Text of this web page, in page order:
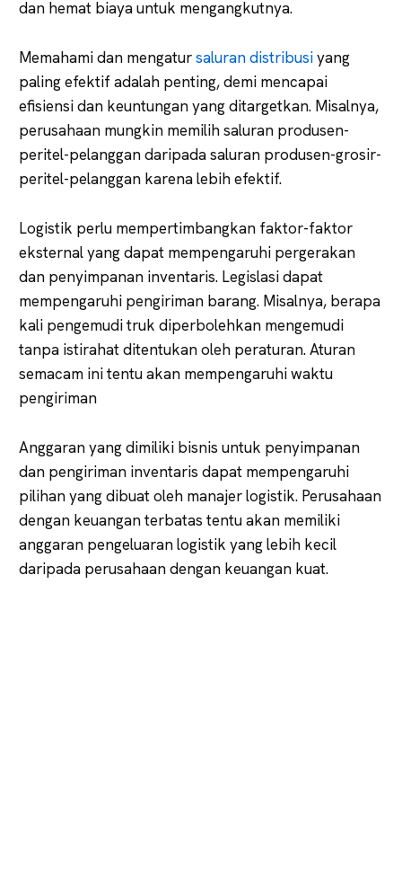
dan hemat biaya untuk mengangkutnya.
Memahami dan mengatursaluran distribusiyang
paling efektif adalah penting, demi mencapai
efisiensi dan keuntungan yang ditargetkan. Misalnya,
perusahaan mungkin memilih saluran produsen-
peritel-pelanggan daripada saluran produsen-grosir-
peritel-pelanggan karena lebih efektif.
Logistik perlu mempertimbangkan faktor-faktor
eksternal yang dapat mempengaruhi pergerakan
dan penyimpanan inventaris. Legislasi dapat
mempengaruhi pengiriman barang. Misalnya, berapa
kali pengemudi truk diperbolehkan mengemudi
tanpa istirahat ditentukan oleh peraturan. Aturan
semacam ini tentu akan mempengaruhi waktu
pengiriman
Anggaran yang dimiliki bisnis untuk penyimpanan
dan pengiriman inventaris dapat mempengaruhi
pilihan yang dibuat oleh manajer logistik. Perusahaan
dengan keuangan terbatas tentu akan memiliki
anggaran pengeluaran logistik yang lebih kecil
daripada perusahaan dengan keuangan kuat.